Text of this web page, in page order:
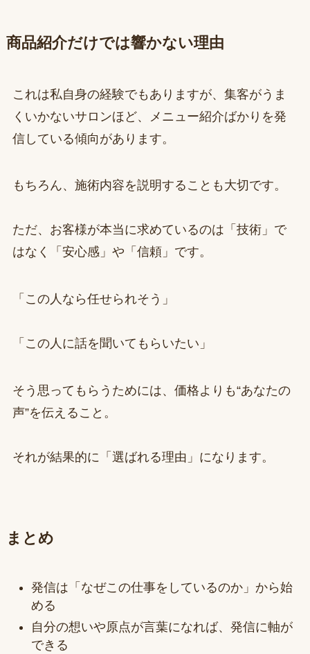
商品紹介だけでは響かない理由
これは私自身の経験でもありますが、集客がうま
くいかないサロンほど、メニュー紹介ばかりを発
信している傾向があります。
もちろん、施術内容を説明することも大切です。
ただ、お客様が本当に求めているのは「技術」で
はなく「安心感」や「信頼」です。
「この人なら任せられそう」
「この人に話を聞いてもらいたい」
そう思ってもらうためには、価格よりも“あなたの
声”を伝えること。
それが結果的に「選ばれる理由」になります。
まとめ
発信は「なぜこの仕事をしているのか」から始
める
自分の想いや原点が言葉になれば、発信に軸が
できる